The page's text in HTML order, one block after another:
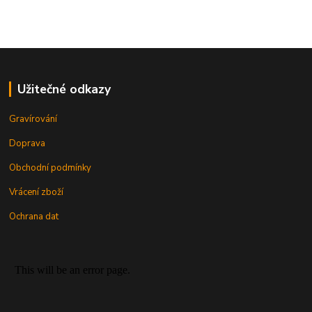
Užitečné odkazy
Gravírování
Doprava
Obchodní podmínky
Vrácení zboží
Ochrana dat